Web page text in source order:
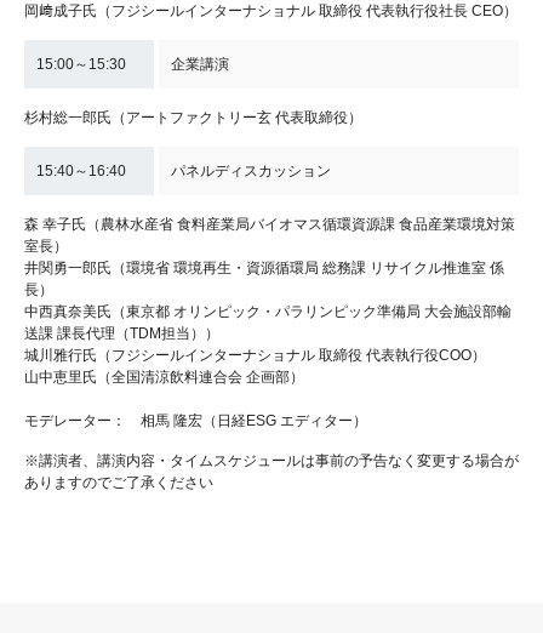
岡﨑成子氏（フジシールインターナショナル 取締役 代表執行役社長 CEO）
15:00～15:30 企業講演
杉村総一郎氏（アートファクトリー玄 代表取締役）
15:40～16:40 パネルディスカッション
森 幸子氏（農林水産省 食料産業局バイオマス循環資源課 食品産業環境対策
室長）
井関勇一郎氏（環境省 環境再生・資源循環局 総務課 リサイクル推進室 係
長）
中西真奈美氏（東京都 オリンピック・パラリンピック準備局 大会施設部輸
送課 課長代理（TDM担当））
城川雅行氏（フジシールインターナショナル 取締役 代表執行役COO）
山中恵里氏（全国清涼飲料連合会 企画部）
モデレーター： 相馬 隆宏（日経ESG エディター）
※講演者、講演内容・タイムスケジュールは事前の予告なく変更する場合が
ありますのでご了承ください